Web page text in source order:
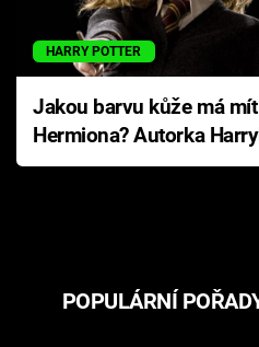
HARRY POTTER
Jakou barvu kůže má mít
Hermiona? Autorka
Pottera přišla s ráznou
POPULÁRNÍ